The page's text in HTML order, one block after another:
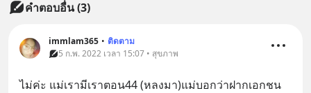
คำตอบอื่น(3)
immlam365 • ติดตาม
5 ก.พ. 2022 เวลา 15:07 • สุขภาพ
ไม่ค่ะ แม่เรามีเราตอน44 (หลงมา)แม่บอกว่าฝากเอกชน